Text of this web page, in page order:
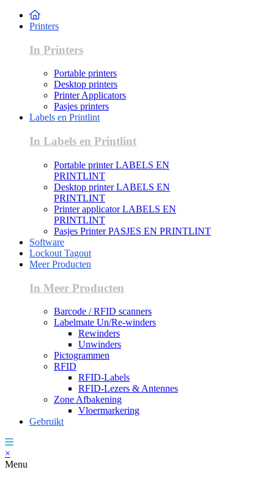
Printers
In Printers
Portable printers
Desktop printers
Printer Applicators
Pasjes printers
Labels en Printlint
In Labels en Printlint
Portable printer LABELS EN
PRINTLINT
Desktop printer LABELS EN
PRINTLINT
Printer applicator LABELS EN
PRINTLINT
Pasjes Printer PASJES EN PRINTLINT
Software
Lockout Tagout
Meer Producten
In Meer Producten
Barcode / RFID scanners
Labelmate Un/Re-winders
Rewinders
Unwinders
Pictogrammen
RFID
RFID-Labels
RFID-Lezers & Antennes
Zone Afbakening
Vloermarkering
Gebruikt
×
Menu